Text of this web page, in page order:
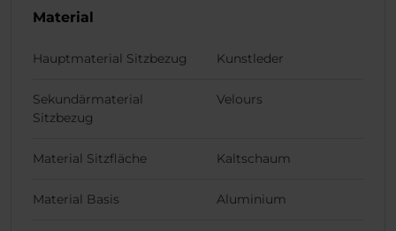
Material
Hauptmaterial Sitzbezug Kunstleder
Sekundärmaterial
Sitzbezug
Velours
Material Sitzfläche Kaltschaum
Material Basis Aluminium